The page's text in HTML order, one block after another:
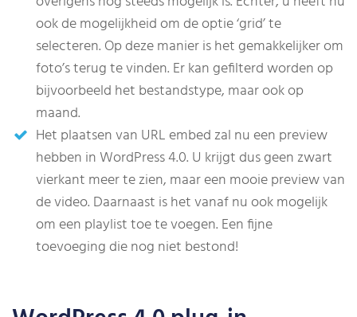
ook de mogelijkheid om de optie ‘grid’ te
selecteren. Op deze manier is het gemakkelijker om
foto’s terug te vinden. Er kan gefilterd worden op
bijvoorbeeld het bestandstype, maar ook op
maand.
Het plaatsen van URL embed zal nu een preview
hebben in WordPress 4.0. U krijgt dus geen zwart
vierkant meer te zien, maar een mooie preview van
de video. Daarnaast is het vanaf nu ook mogelijk
om een playlist toe te voegen. Een fijne
toevoeging die nog niet bestond!